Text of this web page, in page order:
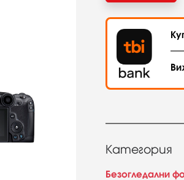
Категория
Безогледални